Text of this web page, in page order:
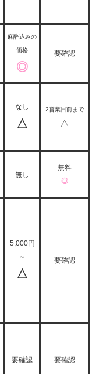
麻酔込みの
価格
◎
要確認
なし
△
2営業日前まで
△
無し
無料
◎
5,000円
～
△
要確認
要確認 要確認